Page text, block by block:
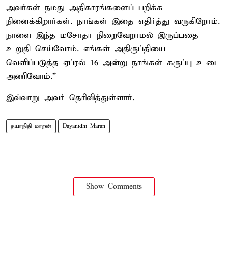
அவர்கள் நமது அதிகாரங்களைப் பறிக்க
நினைக்கிறார்கள். நாங்கள் இதை எதிர்த்து வருகிறோம்.
நாளை இந்த மசோதா நிறைவேறாமல் இருப்பதை
உறுதி செய்வோம். எங்கள் அதிருப்தியை
வெளிப்படுத்த ஏப்ரல் 16 அன்று நாங்கள் கருப்பு உடை
அணிவோம்.”
இவ்வாறு அவர் தெரிவித்துள்ளார்.
தயாநிதி மாறன் Dayanidhi Maran
Show Comments